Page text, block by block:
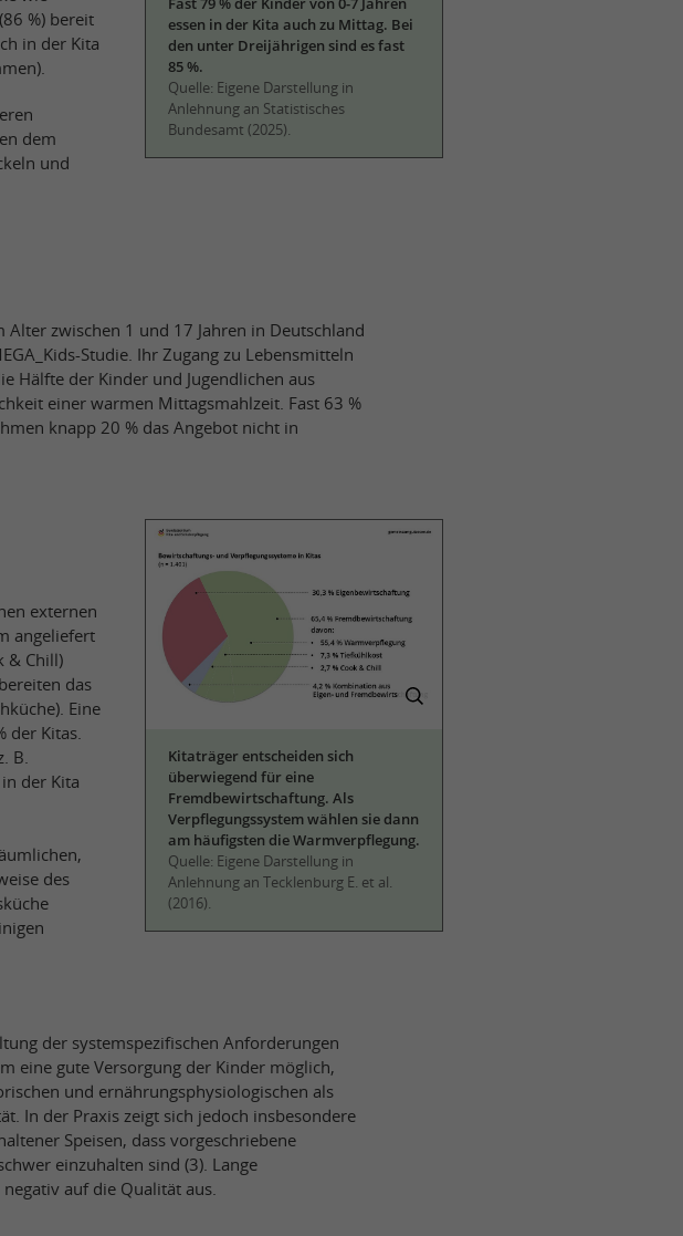
essen in der Kita auch zu Mittag. Bei
den unter Dreijährigen sind es fast
85 %.
Quelle: Eigene Darstellung in
Anlehnung an Statistisches
Bundesamt (2025).
%) bereit
in der Kita
dem
und
zwischen 1 und 17 Jahren in Deutschland
Studie. Ihr Zugang zu Lebensmitteln
Hälfte der Kinder und Jugendlichen aus
einer warmen Mittagsmahlzeit. Fast 63 %
knapp 20 % das Angebot nicht in
Kitaträger entscheiden sich
überwiegend für eine
Fremdbewirtschaftung. Als
Verpflegungssystem wählen sie dann
am häufigsten die Warmverpflegung.
Quelle: Eigene Darstellung in
Anlehnung an Tecklenburg E. et al.
(2016).
externen
angeliefert
& Chill)
das
Eine
der Kitas.
B.
der Kita
des
der systemspezifischen Anforderungen
eine gute Versorgung der Kinder möglich,
und ernährungsphysiologischen als
In der Praxis zeigt sich jedoch insbesondere
Speisen, dass vorgeschriebene
einzuhalten sind (3). Lange
auf die Qualität aus.